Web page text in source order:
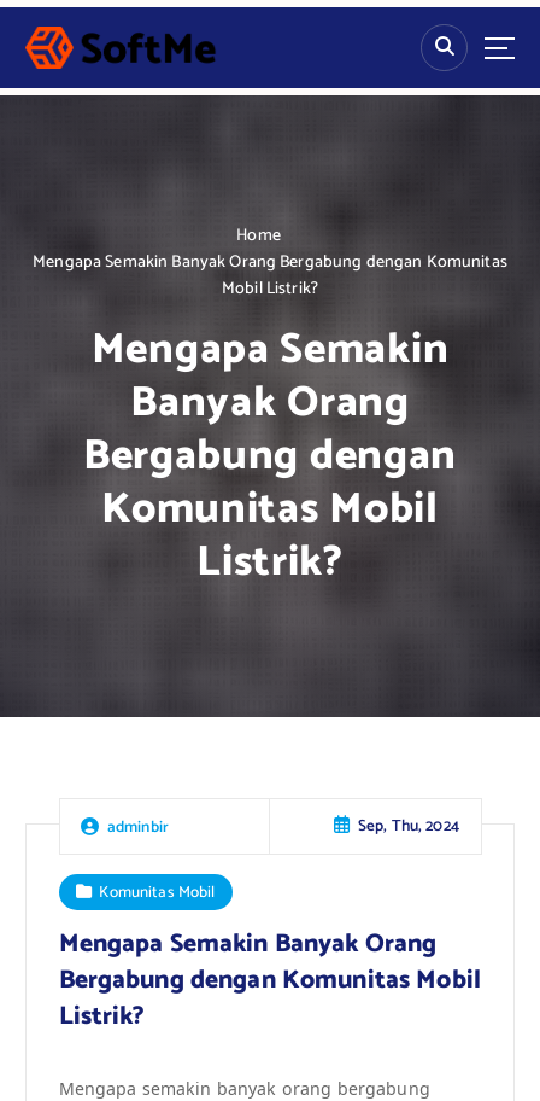
S
p
Home
Mengapa Semakin Banyak Orang Bergabung dengan Komunitas
Mobil Listrik?
Mengapa Semakin
Banyak Orang
Bergabung dengan
Komunitas Mobil
Listrik?
adminbir Sep, Thu, 2024
Komunitas Mobil
Mengapa Semakin Banyak Orang
Bergabung dengan Komunitas Mobil
Listrik?
Mengapa semakin banyak orang bergabung